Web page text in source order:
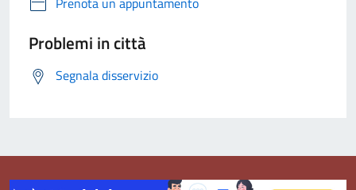
Problemi in città
Segnala disservizio